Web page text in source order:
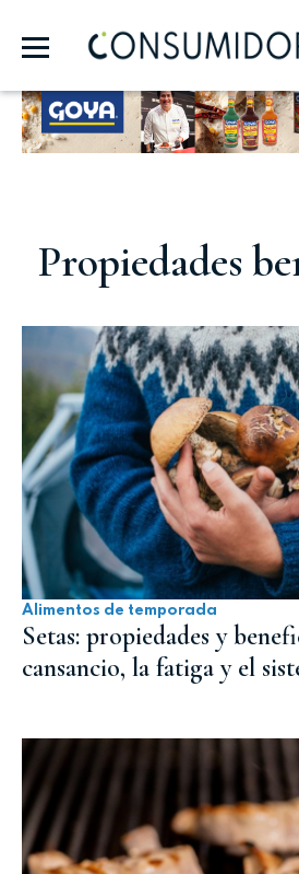
Propiedades
Alimentos de temporada
Setas: propiedades y
cansancio, la fatiga y el